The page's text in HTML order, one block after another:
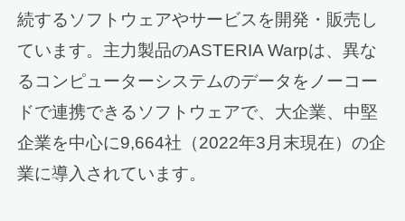
続するソフトウェアやサービスを開発・販売し
ています。主力製品のASTERIA Warpは、異な
るコンピューターシステムのデータをノーコー
ドで連携できるソフトウェアで、大企業、中堅
企業を中心に9,664社（2022年3月末現在）の企
業に導入されています。